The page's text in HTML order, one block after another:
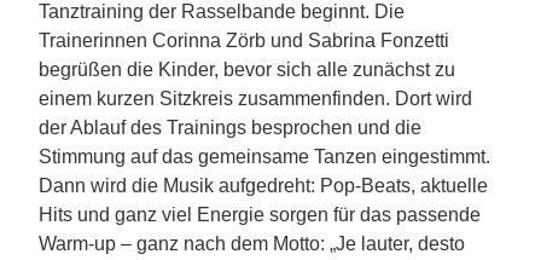
Tanztraining der Rasselbande beginnt. Die
Trainerinnen Corinna Zörb und Sabrina Fonzetti
begrüßen die Kinder, bevor sich alle zunächst zu
einem kurzen Sitzkreis zusammenfinden. Dort wird
der Ablauf des Trainings besprochen und die
Stimmung auf das gemeinsame Tanzen eingestimmt.
Dann wird die Musik aufgedreht: Pop-Beats, aktuelle
Hits und ganz viel Energie sorgen für das passende
Warm-up – ganz nach dem Motto: „Je lauter, desto